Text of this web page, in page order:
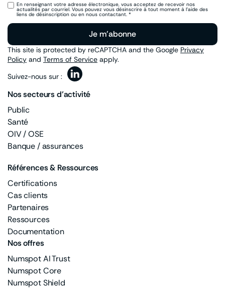
Nos offres
Numspot AI Trust
Numspot Core
Numspot Shield
Nos secteurs d’activité
Public
Santé
OIV / OSE
Banque / assurances
Références & Ressources
Certifications
Cas clients
Partenaires
Ressources
Documentation
En renseignant votre adresse électronique, vous acceptez de recevoir nos
actualités par courriel. Vous pouvez vous désinscrire à tout moment à l’aide des
liens de désinscription ou en nous contactant. *
Je m'abonne
This site is protected by reCAPTCHA and the Google Privacy
Policy and Terms of Service apply.
Suivez-nous sur :